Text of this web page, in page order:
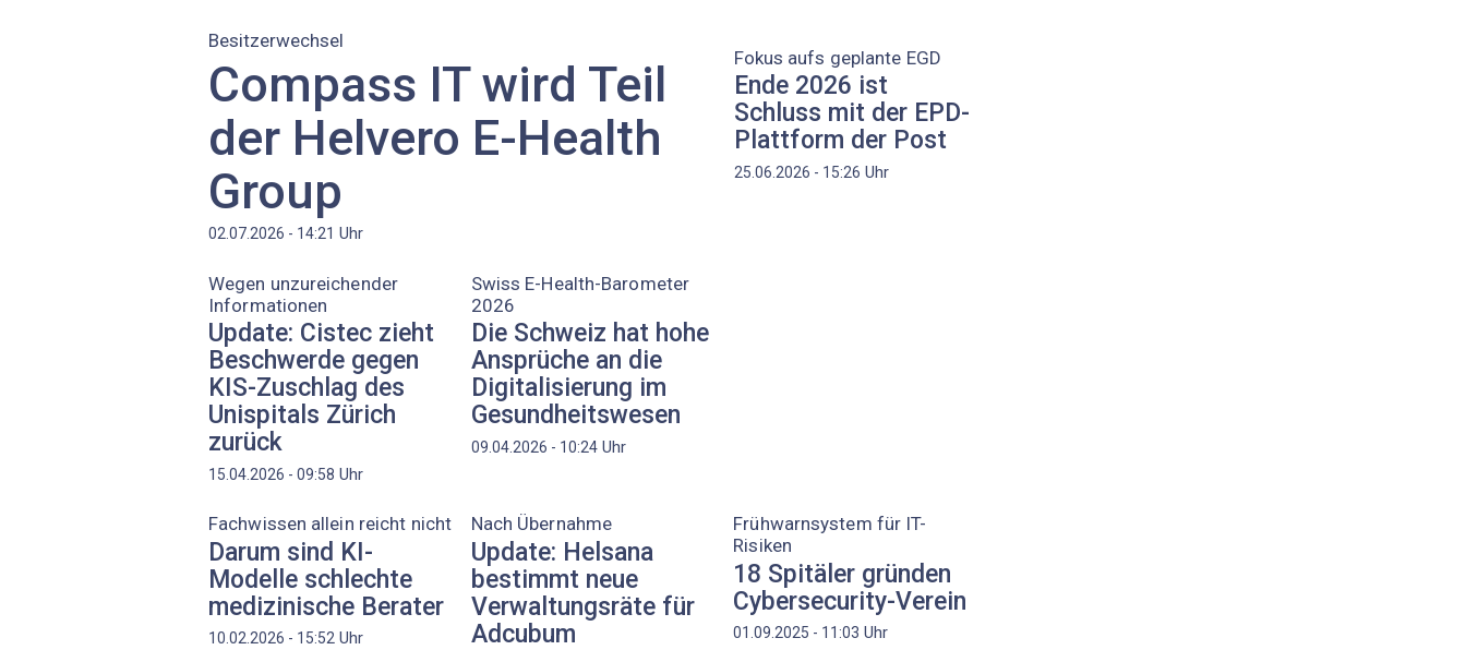
Besitzerwechsel
Compass IT wird Teil
der Helvero E-Health
Group
02.07.2026 - 14:21 Uhr
Fokus aufs geplante EGD
Ende 2026 ist
Schluss mit der EPD-
Plattform der Post
25.06.2026 - 15:26 Uhr
Wegen unzureichender
Informationen
Update: Cistec zieht
Beschwerde gegen
KIS-Zuschlag des
Unispitals Zürich
zurück
15.04.2026 - 09:58 Uhr
Swiss E-Health-Barometer
2026
Die Schweiz hat hohe
Ansprüche an die
Digitalisierung im
Gesundheitswesen
09.04.2026 - 10:24Uhr
Fachwissen allein reicht nicht
Darum sind KI-
Modelle schlechte
medizinische Berater
10.02.2026 - 15:52 Uhr
Nach Übernahme
Update: Helsana
bestimmt neue
Verwaltungsräte für
Adcubum
Frühwarnsystem für IT-
Risiken
18 Spitäler gründen
Cybersecurity-Verein
01.09.2025 - 11:03 Uhr